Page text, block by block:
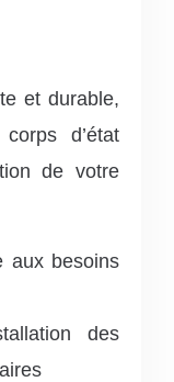
et durable,
d’état
de votre
aux besoins
des